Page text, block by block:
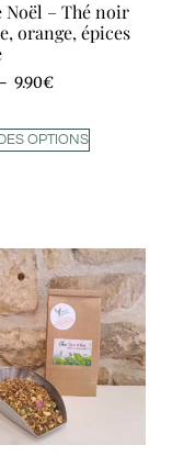
Noël – Thé noir
orange, épices
9.90€
OPTIONS